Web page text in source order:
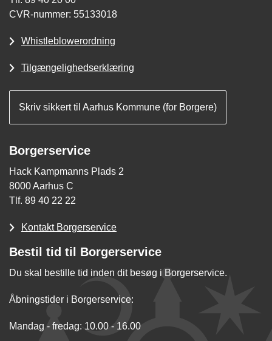
CVR-nummer: 55133018
Whistleblowerordning
Tilgængelighedserklæring
Skriv sikkert til Aarhus Kommune (for Borgere)
Borgerservice
Hack Kampmanns Plads 2
8000 Aarhus C
Tlf. 89 40 22 22
Kontakt Borgerservice
Bestil tid til Borgerservice
Du skal bestille tid inden dit besøg i Borgerservice.
Åbningstider i Borgerservice:
Mandag - fredag: 10.00 - 16.00